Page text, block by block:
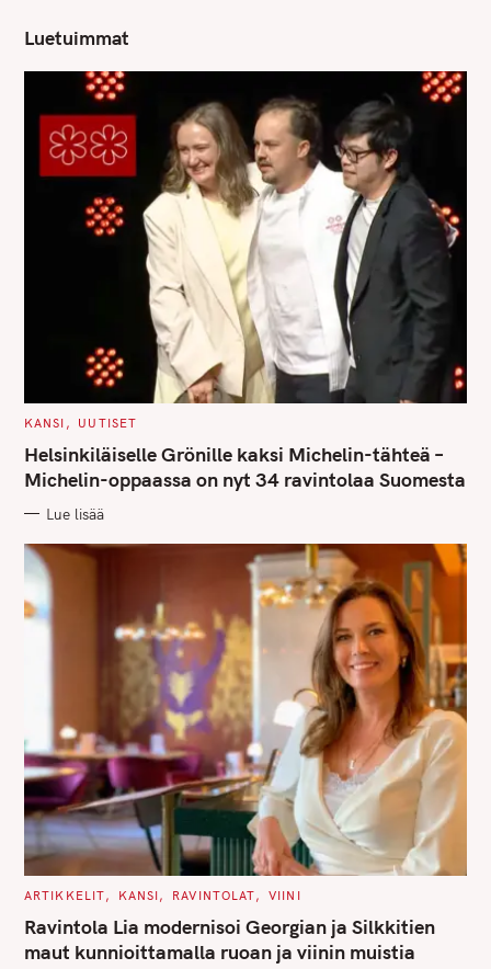
Luetuimmat
C
T
E
G
O
I
S
KANSI UUTISET
Helsinkiläiselle Grönille kaksi Michelin-tähteä –
Michelin-oppaassa on nyt 34 ravintolaa Suomesta
Lue lisää
C
T
E
G
O
ARTIKKELIT KANSI RAVINTOLAT VIINI
Ravintola Lia modernisoi Georgian ja Silkkitien
maut kunnioittamalla ruoan ja viinin muistia
h
f
r
: